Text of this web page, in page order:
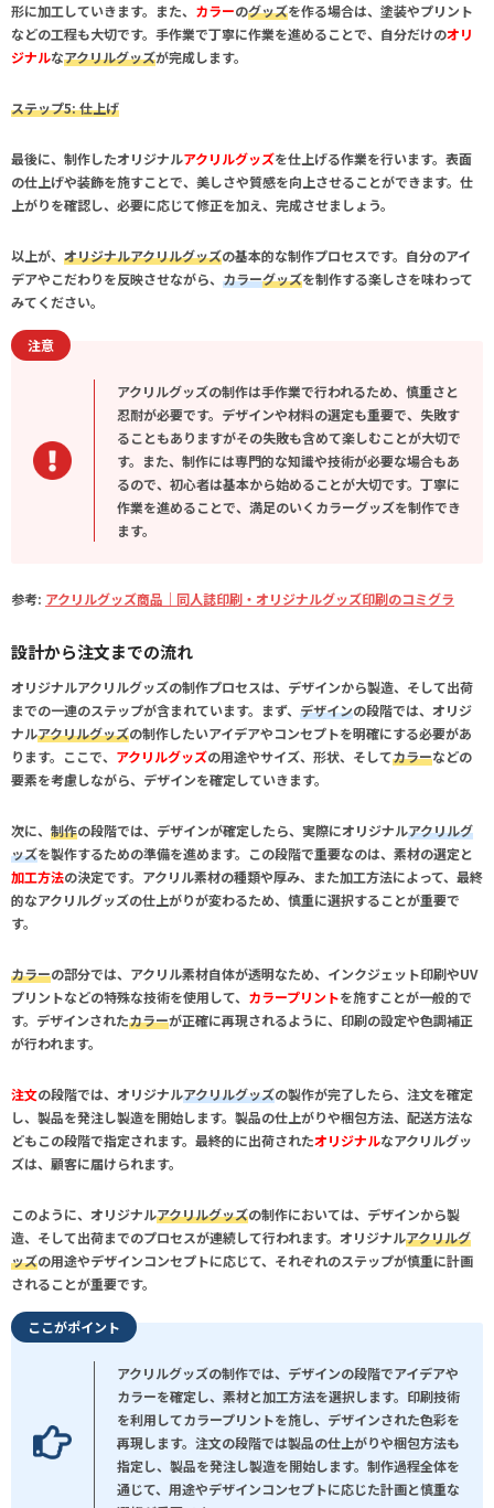
形に加工していきます。また、 カラーのグッズを作る場合は、塗装やプリント
などの工程も大切です。手作業で丁寧に作業を進めることで、自分だけのオリ
ジナルなアクリルグッズが完成します。
ステップ5: 仕上げ
最後に、制作したオリジナルアクリルグッズを仕上げる作業を行います。表面
の仕上げや装飾を施すことで、美しさや質感を向上させることができます。仕
上がりを確認し、必要に応じて修正を加え、完成させましょう。
以上が、 オリジナルアクリルグッズの基本的な制作プロセスです。自分のアイ
デアやこだわりを反映させながら、 カラーグッズを制作する楽しさを味わって
みてください。
注意
アクリルグッズの制作は手作業で行われるため、慎重さと
忍耐が必要です。デザインや材料の選定も重要で、失敗す
ることもありますがその失敗も含めて楽しむことが大切で
す。また、制作には専門的な知識や技術が必要な場合もあ
るので、初心者は基本から始めることが大切です。丁寧に
作業を進めることで、満足のいくカラーグッズを制作でき
ます。
参考: アクリルグッズ商品｜同人誌印刷・オリジナルグッズ印刷のコミグラ
設計から注文までの流れ
オリジナルアクリルグッズの制作プロセスは、デザインから製造、そして出荷
までの一連のステップが含まれています。まず、 デザインの段階では、オリジ
ナルアクリルグッズの制作したいアイデアやコンセプトを明確にする必要があ
ります。ここで、 アクリルグッズの用途やサイズ、形状、そしてカラーなどの
要素を考慮しながら、デザインを確定していきます。
次に、 制作の段階では、デザインが確定したら、実際にオリジナルアクリルグ
ッズを製作するための準備を進めます。この段階で重要なのは、 素材の選定と
加工方法の決定です。アクリル素材の種類や厚み、また加工方法によって、最終
的なアクリルグッズの仕上がりが変わるため、慎重に選択することが重要で
す。
カラーの部分では、アクリル素材自体が透明なため、インクジェット印刷やUV
プリントなどの特殊な技術を使用して、 カラープリントを施すことが一般的で
す。デザインされたカラーが正確に再現されるように、印刷の設定や色調補正
が行われます。
注文の段階では、オリジナルアクリルグッズの製作が完了したら、注文を確定
し、製品を発注し製造を開始します。製品の仕上がりや梱包方法、配送方法な
どもこの段階で指定されます。最終的に出荷されたオリジナルなアクリルグッ
ズは、顧客に届けられます。
このように、オリジナルアクリルグッズの制作においては、デザインから製
造、そして出荷までのプロセスが連続して行われます。オリジナルアクリルグ
ッズの用途やデザインコンセプトに応じて、それぞれのステップが慎重に計画
されることが重要です。
ここがポイント
アクリルグッズの制作では、デザインの段階でアイデアや
カラーを確定し、素材と加工方法を選択します。印刷技術
を利用してカラープリントを施し、デザインされた色彩を
再現します。注文の段階では製品の仕上がりや梱包方法も
指定し、製品を発注し製造を開始します。制作過程全体を
通じて、用途やデザインコンセプトに応じた計画と慎重な